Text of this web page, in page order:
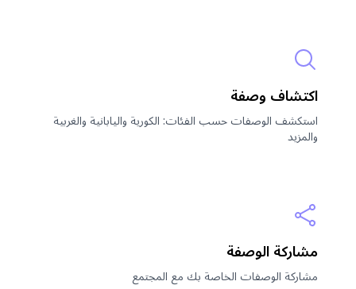
اكتشاف وصفة
استكشف الوصفات حسب الفئات: الكورية واليابانية والغربية
والمزيد
مشاركة الوصفة
مشاركة الوصفات الخاصة بك مع المجتمع